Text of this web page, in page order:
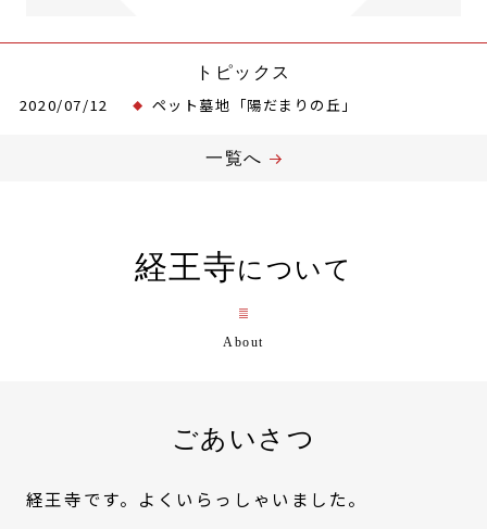
トピックス
2020/07/12 ペット墓地「陽だまりの丘」
一覧へ
経王寺について
ごあいさつ
経王寺です。よくいらっしゃいました。